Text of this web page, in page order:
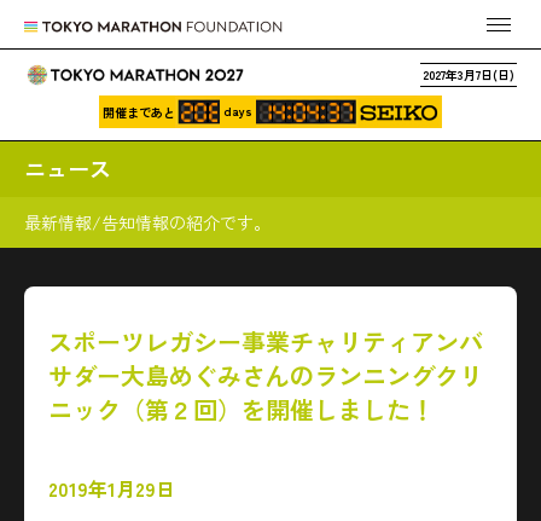
2027年3月7日(日)
開催まであと days
ニュース
最新情報/告知情報の紹介です。
スポーツレガシー事業チャリティアンバ
サダー大島めぐみさんのランニングクリ
ニック（第２回）を開催しました！
2019年1月29日